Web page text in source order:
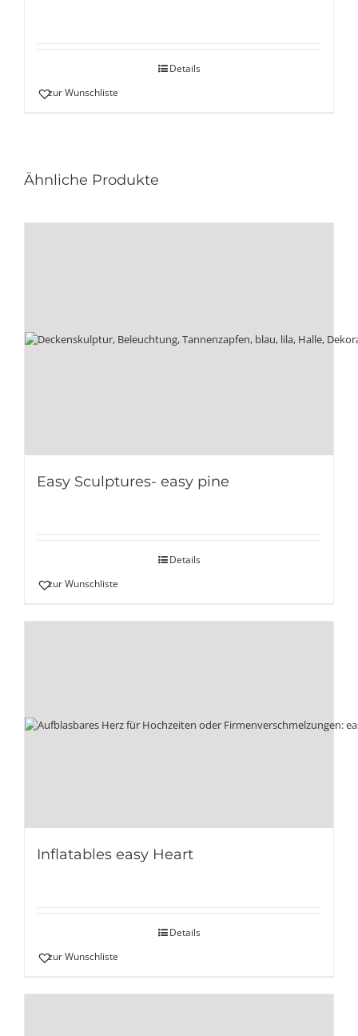
Details
zur Wunschliste
Ähnliche Produkte
Easy Sculptures- easy pine
Details
zur Wunschliste
Inflatables easy Heart
Details
zur Wunschliste